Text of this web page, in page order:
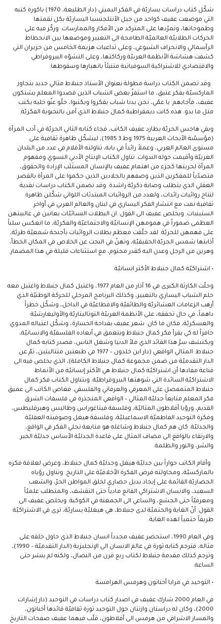
شكّل كتاب دراسات يساريّة في الفكر اليميني (دار الطليعة، 1970) باكورة كتبه
التي موضعت عفيف كواحد من جيل الأنتلجنسيا اليساريّة بكل نقمتها
وطموحاتها، وتمرّدها على المتركد من الأفكار والممارسات. وركّز فيه على
الحركات الطلابيّة العالميّة الطامحة الى التغيير وموضعها بين الانحطاط
الرأسمالي والانحراف الشيوعي، وعلى تداعيات هزيمة الخامس من حزيران التي
كشفت هشاشة الأنظمة العربيّة وركاكتها، وعلى التشوّه البيروقراطي
والاقتصادي للاشتراكية السوفياتية متنبئاً بانهيارها وسقوطها.
وقد تضمن الكتاب دراسة مطولة بعنوان الأستاذ جنبلاط مثالي جديد يتجاوز
الماركسيّة بفكر عتيق، ما استفزّ بعض الشباب الذين قصدوا المعلم يشتكون
عفيف، فأجابهم: يا عمّي، نحن بدنا شباب يفكروا ويكتبوا، حلّو عنّو خليه يكتب
متل ما بدو. هذه كانت ديمقراطية كمال جنبلاط الذي آمن بالنخبوية الفكريّة.
وبقي هاجس الحريّة يطارد عفيف الكاتب، فجاء كتابه الثاني الحريّة في أدب المرأة
(مؤسسّة الأبحاث العربية 1975 وط 3 1985)، ليشكّل ظاهرة ثقافية على
مستوى العالم العربي، وعملاً رائداً في بابه، تناولته الأقلام في عدد من البلدان
العربيّة وأقيمت حوله الندوات. تناول الكتاب الإنتاج الأدبي النسوي ومفهوم
المرأة لحريتها كجزء من اهتمام عفيف بالإنسان المستَلَب الإرادة والحقوق،
متصدّياً للمفكرين الذين وصفهم بالجلادين الذين حكموا على المرأة بالقصر
العقلي الذي يتطلب وصاية ذكريّة راشدة. وقد تضمن الكتاب دراسات نقدية
لنتاج روائيات رائدات، ولعدد من الروائيات المبتدئات اللواتي شكّلن ظاهرة
ثقافية نمت مع انتشار الفكر اليساري في لبنان والعالم العربي في أواخر
الستينيات. ويخلص عفيف الى القول: ان البطلات النسائيّات يعانين في غالبيتهن
العظمى ضموراً في همومهن الإنسانيّة والاجتماعيّة والفكريّة، ما انعكس سلباً
على فهمهن للحريّة. لقد حلّقت معظم بطلات الروائيات بأجنحة شمعيّة طريّة،
أذابتها شمس الحريّة الحقيقيّة، وتهنّ في البحث عن الخلاص في المكان الخطأ،
وهربن من الرجل وعدن اليه كقدر محتوم، مع استثناءات قليلة في هذا المضمار.
• اشتراكيّة كمال جنبلاط الأكثر انسانيّة
وحلّت الكارثة الكبرى في 16 آذار من العام 1977، واغتيل كمال جنبلاط واغتيل معه
حلم الشباب اليساري بالتغيير، وكذلك البرنامج المرحلي للحركة الوطنيّة الذي
أرهب الزعامات العشائريّة والطائفيّة والاقطاعيّة في الداخل، وشكّل خطراً
داهماً، في حال تحققه، على الأنظمة العربيّة التوتاليتاريّة والأوليغارشيّة
والعسكريّة، فكان ما كان. شعر عفيف بفداحة الخسارة، وشكّل اغتياله المدوي
حافزاً له كي يقرأ فكر كمال جنبلاط ويتعمق في أبعاده الفلسفيّة والانسانيّة،
ويكتشف سرّ هذا القائد الذي ملأ الدنيا وشغل الناس، فصدر كتابه كمال
جنبلاط: المثالي الواقعي (دار ابن خلدون – 1977 في طبعتين متتاليتين، ثمّ عن
الدار التقدميّة من ضمن مجموعة كمال جنبلاط الكاملة)، الذي يخلص فيه الى
قناعة مفادها أن اشتراكيّة كمال جنبلاط هي الأكثر إنسانيّة من الأنماط
الاشتراكيّة السائدة التي شوهتها البيروقراطيّة. ويتناول الكتاب فكر كمال
جنبلاط المتمفصل على المعرفي والعرفاني والفلسفي. فغاص الكاتب الى عميق
فكر المعلم متابعاً جدليّة المثالي – الواقعي المتجذرة في فلسفات الشرق
القديم، ورؤيا أفلاطون المثاليّة، وفلسفة فيتاغوراس وطاليس وهيرقليطس،
وفكرة التوحيد الفاطميّة الاسماعيليّة، وفلسفة هيغل وصوفيته العقليّة
والجدليّة. كان هم كمال جنبلاط وشاغله هو متابعة تجلي الفكر في الواقع،
والارتقاء بالواقع الى مصاف المثال على قاعدة الجدليّة الأساس جدليّة الخير
والشر، والنور والظلمة.
وأقام الكاتب حواراً بين جدليّة هيغل وجدليّة كمال جنبلاط، وعرض لعلاقة فكره
بالماركسيّة، ومحاولته فرض الفكرة الأخلاقيّة على التاريخ. وتناول رؤياه
الحضاريّة القائمة على إيجاد بديل حضاري لخلق المواطن الحرّ، والشعب
السعيد، والانسان الاشتراكي القانع مادياً حتى التقشف، والمتطلب علميّاً
ومعرفيّاً حتى الجشع، والساعي الى الجمعنة في الكوكبة. ويخلص عفيف الى
القول: أنّ الغاية والحتميّة لدى جنبلاط، هي هيغليّة يساريّة، ترى في الاشتراكيّة
طريقاً حتمياً لهذه الغاية.
وفي العام 1990، استحضر عفيف مجدداً انسان جنبلاط الذي حاول خلقه على
مثاله، فترجم كتابه ثورة في عالم الانسان الى الإنجليزية (الدار التقدميّة – 1990)،
وترجم كذلك مقدمة جنبلاط لكتاب ربع قرن من النضال، ولكنه لم ينشر حتى
الساعة.
• التوحيد في مرايا أخناتون وهرمس الهرامسة
في العام 2000 شارك عفيف في اصدار كتاب دراسات في التوحيد (دار إشارات
2000)، وكان له دراستان وازنتان حول التوحيد ثورة ثقافيّة قائدها أخناتون،
والمسار الاشراقي من هرمس الى أفلاطون، قلّب فيهما عفيف صفحات التاريخ